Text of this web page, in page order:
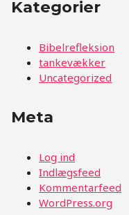
Kategorier
Bibelrefleksion
tankevækker
Uncategorized
Meta
Log ind
Indlægsfeed
Kommentarfeed
WordPress.org